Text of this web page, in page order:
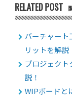
RELATED POST
バーチャート
リットを解説
プロジェクト
説！
WIPボードと